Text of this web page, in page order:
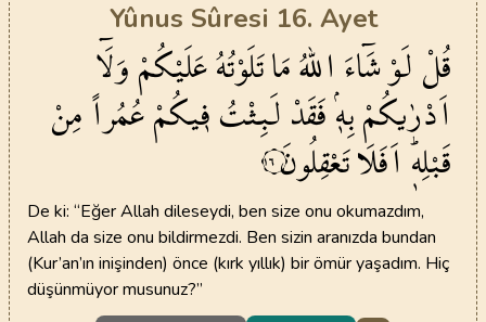
Yûnus Sûresi 16. Ayet
قُلْلَوْشَٓاءَاللّٰهُمَاتَلَوْتُهُعَلَيْكُمْوَلَٓا
اَدْرٰيكُمْبِه۪ۘفَقَدْلَبِثْتُف۪يكُمْعُمُراًمِنْ
قَبْلِه۪ۜاَفَلَاتَعْقِلُونَ١٦
De ki: “Eğer Allah dileseydi, ben size onu okumazdım,
Allah da size onu bildirmezdi. Ben sizin aranızda bundan
(Kur’an’ın inişinden) önce (kırk yıllık) bir ömür yaşadım. Hiç
düşünmüyor musunuz?”